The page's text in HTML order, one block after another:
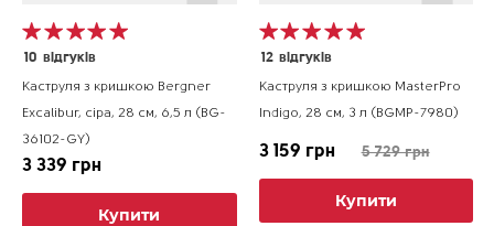
10 відгуків
Каструля з кришкою Bergner
Excalibur, сіра, 28 см, 6,5 л (BG-
36102-GY)
3 339 грн
Купити
12 відгуків
Каструля з кришкою MasterPro
Indigo, 28 см, 3 л (BGMP-7980)
3 159 грн 5 729 грн
Купити